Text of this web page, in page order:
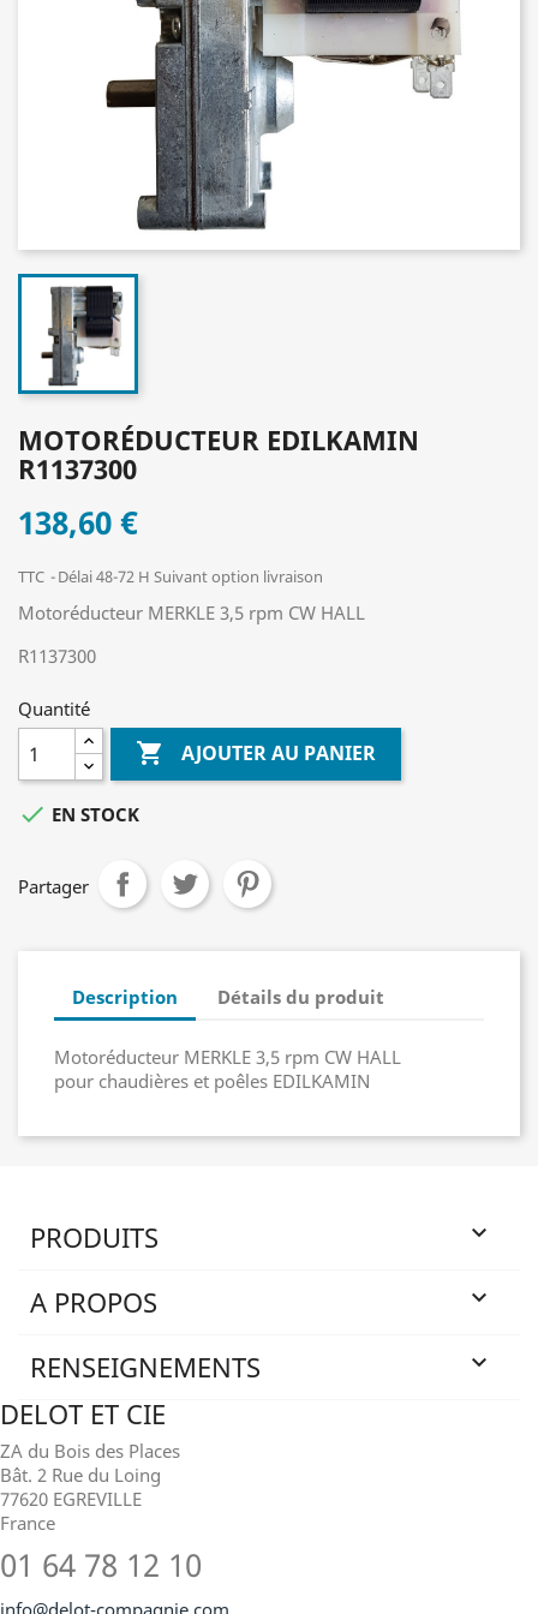
MOTORÉDUCTEUR EDILKAMIN
R1137300
138,60 €
TTC Délai 48-72 H Suivant option livraison
Motoréducteur MERKLE 3,5 rpm CW HALL
R1137300
Quantité
 AJOUTER AU PANIER
 EN STOCK
Partager
Description Détails du produit
Motoréducteur MERKLE 3,5 rpm CW HALL
pour chaudières et poêles EDILKAMIN
PRODUITS 
A PROPOS 
RENSEIGNEMENTS 
DELOT ET CIE
ZA du Bois des Places
Bât. 2 Rue du Loing
77620 EGREVILLE
France
01 64 78 12 10
info@delot-compagnie.com